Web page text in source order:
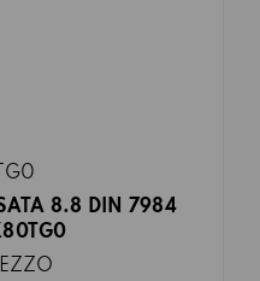
8.8 DIN 7984